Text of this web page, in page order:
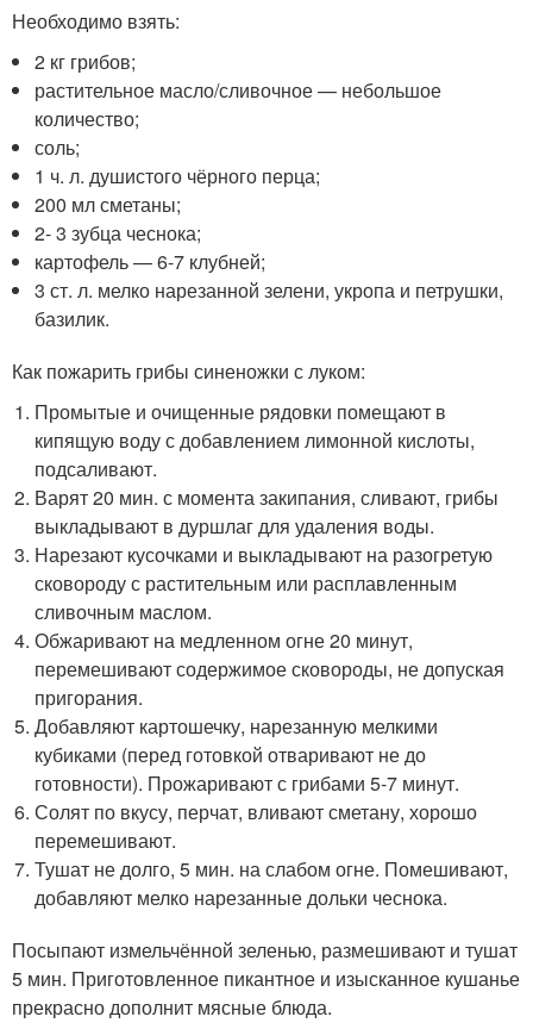
Необходимо взять:
2 кг грибов;
растительное масло/сливочное — небольшое
количество;
соль;
1 ч. л. душистого чёрного перца;
200 мл сметаны;
2- 3 зубца чеснока;
картофель — 6-7 клубней;
3 ст. л. мелко нарезанной зелени, укропа и петрушки,
базилик.
Как пожарить грибы синеножки с луком:
Промытые и очищенные рядовки помещают в
кипящую воду с добавлением лимонной кислоты,
подсаливают.
Варят 20 мин. с момента закипания, сливают, грибы
выкладывают в дуршлаг для удаления воды.
Нарезают кусочками и выкладывают на разогретую
сковороду с растительным или расплавленным
сливочным маслом.
Обжаривают на медленном огне 20 минут,
перемешивают содержимое сковороды, не допуская
пригорания.
Добавляют картошечку, нарезанную мелкими
кубиками (перед готовкой отваривают не до
готовности). Прожаривают с грибами 5-7 минут.
Солят по вкусу, перчат, вливают сметану, хорошо
перемешивают.
Тушат не долго, 5 мин. на слабом огне. Помешивают,
добавляют мелко нарезанные дольки чеснока.
Посыпают измельчённой зеленью, размешивают и тушат
5 мин. Приготовленное пикантное и изысканное кушанье
прекрасно дополнит мясные блюда.